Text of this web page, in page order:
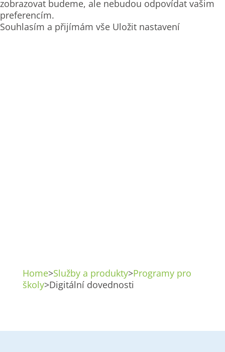
zobrazovat budeme, ale nebudou odpovídat vašim
preferencím.
Souhlasím a přijímám vše Uložit nastavení
Home>Služby a produkty>Programy pro
školy>Digitální dovednosti